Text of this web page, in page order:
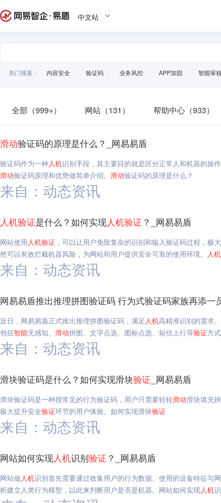
中文站
热门搜索： 内容安全 验证码 业务风控 APP加固 智能审
全部（999+） 网站（131） 帮助中心（933）
滑动验证码的原理是什么？_网易易盾
验证码作为一种人机识别手段，其主要目的就是区分正常人和机器的操
滑动验证码原理和优势做简单介绍。 滑动验证码的原理是什么？
来自：动态资讯
人机验证是什么？如何实现人机验证 ？_网易易盾
网站使用人机验证 ，可以让用户免除复杂的识别和输入验证码过程，极
然可以有效拦截机器风险，为网站和用户提供安全可靠的使用环境。 人机
来自：动态资讯
网易易盾推出推理拼图验证码 行为式验证码家族再添一
近日，网易易盾正式推出推理拼图验证码，满足 人机高精准识别的需求
包括智能无感知、 滑动拼图、文字点选、图标点选、短信上行等验证方
来自：动态资讯
滑块验证码是什么？如何实现滑块验证 _网易易盾
滑块验证码是一种很常见的行为验证码，用户只需要轻轻滑动滑块填充
极大提升安全验证环节的用户体验。如何实现滑块验证
来自：动态资讯
网站如何实现人机识别验证 ？_网易易盾
网站做人机识别首先需要通过收集用户的行为数据、使用的设备特征与
析建立人类行为模型，以此来判断用户是否是机器。网站如何实现人机